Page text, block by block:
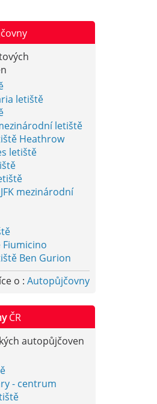
letiště
letiště
Heathrow
letiště
mezinárodní
Fiumicino
Ben Gurion
o : Autopůjčovny
ČR
autopůjčoven
- centrum